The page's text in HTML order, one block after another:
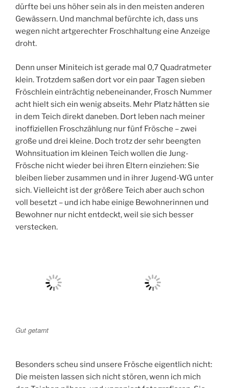
dürfte bei uns höher sein als in den meisten anderen
Gewässern. Und manchmal befürchte ich, dass uns
wegen nicht artgerechter Froschhaltung eine Anzeige
droht.
Denn unser Miniteich ist gerade mal 0,7 Quadratmeter
klein. Trotzdem saßen dort vor ein paar Tagen sieben
Fröschlein einträchtig nebeneinander, Frosch Nummer
acht hielt sich ein wenig abseits. Mehr Platz hätten sie
in dem Teich direkt daneben. Dort leben nach meiner
inoffiziellen Froschzählung nur fünf Frösche – zwei
große und drei kleine. Doch trotz der sehr beengten
Wohnsituation im kleinen Teich wollen die Jung-
Frösche nicht wieder bei ihren Eltern einziehen: Sie
bleiben lieber zusammen und in ihrer Jugend-WG unter
sich. Vielleicht ist der größere Teich aber auch schon
voll besetzt – und ich habe einige Bewohnerinnen und
Bewohner nur nicht entdeckt, weil sie sich besser
verstecken.
Gut getarnt
Besonders scheu sind unsere Frösche eigentlich nicht:
Die meisten lassen sich nicht stören, wenn ich mich